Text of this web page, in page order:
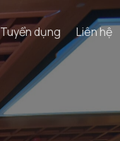
Tuyển dụng Liên hệ